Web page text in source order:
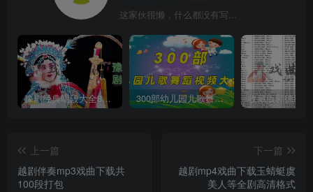
这家伙很懒，什么都没有写...
豫剧经典唱段大全850首mp3打包戏曲下载 300部幼儿园儿歌舞蹈视频大合集
上一篇
越剧伴奏mp3戏曲下载共
100段打包
下一篇
越剧mp4戏曲下载玉蜻蜓虞
美人等全剧高清格式